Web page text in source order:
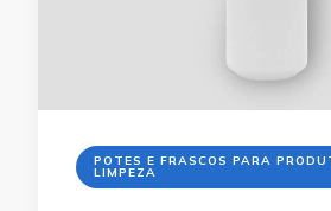
POTES E FRASCOS PARA
LIMPEZA